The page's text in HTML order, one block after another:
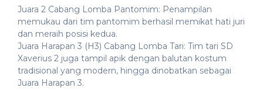
​Juara 2 Cabang Lomba Pantomim: Penampilan
memukau dari tim pantomim berhasil memikat hati juri
dan meraih posisi kedua.
​Juara Harapan 3 (H3) Cabang Lomba Tari: Tim tari SD
Xaverius 2 juga tampil apik dengan balutan kostum
tradisional yang modern, hingga dinobatkan sebagai
Juara Harapan 3.